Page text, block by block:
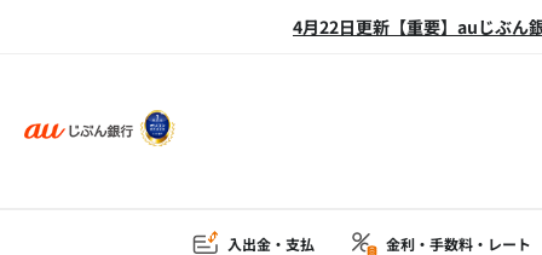
4月22日更新【重要】auじぶん
入出金・支払 金利・手数料・レート